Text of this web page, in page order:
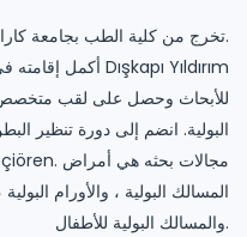
تخرج من كلية الطب بجامعة كارادينيز التقنية في عام 2003.
البولية. انضم إلى دورة تنظير
المسالك البولية ، والأورام
والمسالك البولية للأطفال.